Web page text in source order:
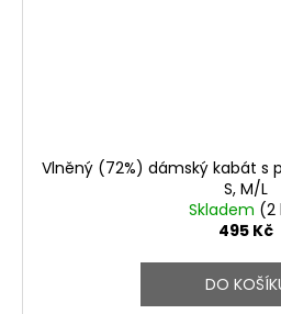
Vlněný (72%) dámský kabát s
S, M/L
Skladem (2
495 Kč
DO